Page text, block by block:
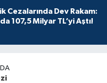
Cezalarında Dev Rakam:
107,5 Milyar TL’yi Aştı!